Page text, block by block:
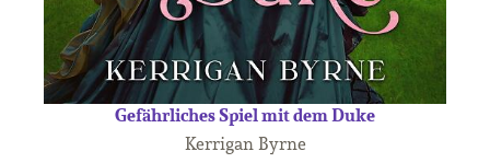
Gefährliches Spiel mit dem Duke
Kerrigan Byrne